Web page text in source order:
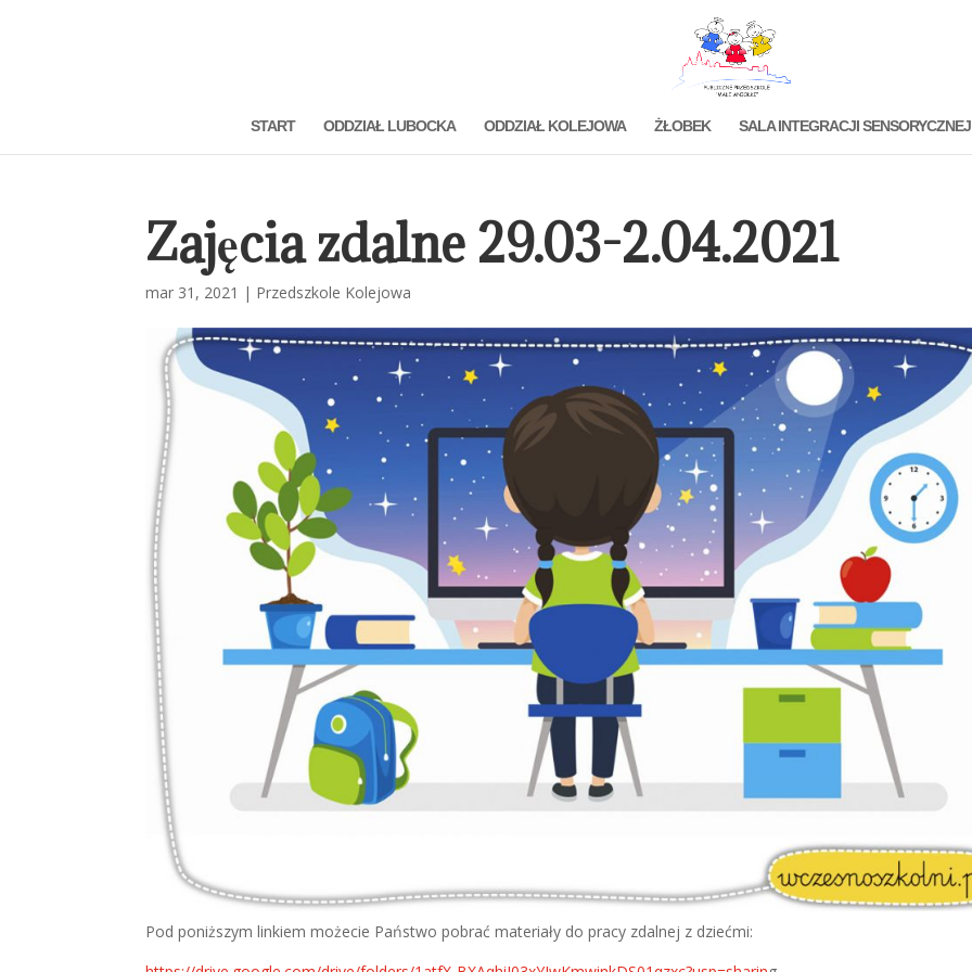
START ODDZIAŁ LUBOCKA ODDZIAŁ KOLEJOWA ŻŁOBEK SALA INTEGRACJI SENSORYCZNEJ
Zajęcia zdalne 29.03-2.04.2021
mar 31, 2021 | Przedszkole Kolejowa
Pod poniższym linkiem możecie Państwo pobrać materiały do pracy zdalnej z dziećmi: